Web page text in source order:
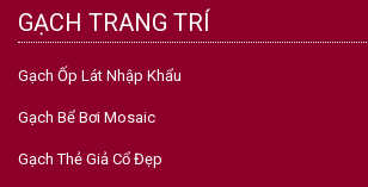
GẠCH TRANG TRÍ
Gạch Ốp Lát Nhập Khẩu
Gạch Bể Bơi Mosaic
Gạch Thẻ Giả Cổ Đẹp